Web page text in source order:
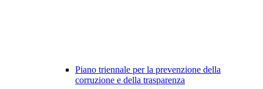
Piano triennale per la prevenzione della
corruzione e della trasparenza